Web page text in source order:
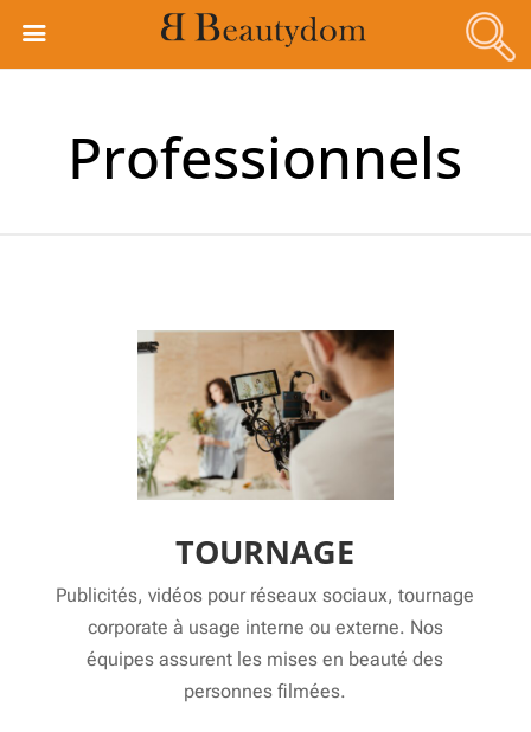
Professionnels
TOURNAGE
Publicités, vidéos pour réseaux sociaux, tournage
corporate à usage interne ou externe. Nos
équipes assurent les mises en beauté des
personnes filmées.